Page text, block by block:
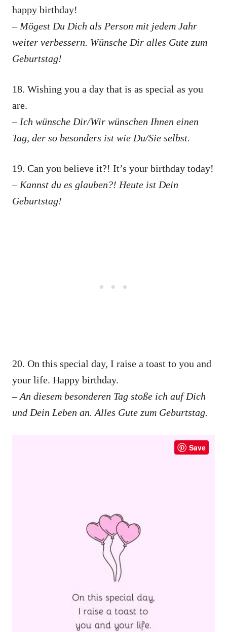
happy birthday!
– Mögest Du Dich als Person mit jedem Jahr
weiter verbessern. Wünsche Dir alles Gute zum
Geburtstag!
18. Wishing you a day that is as special as you
are.
– Ich wünsche Dir/Wir wünschen Ihnen einen
Tag, der so besonders ist wie Du/Sie selbst.
19. Can you believe it?! It’s your birthday today!
– Kannst du es glauben?! Heute ist Dein
Geburtstag!
20. On this special day, I raise a toast to you and
your life. Happy birthday.
– An diesem besonderen Tag stoße ich auf Dich
und Dein Leben an. Alles Gute zum Geburtstag.
Save